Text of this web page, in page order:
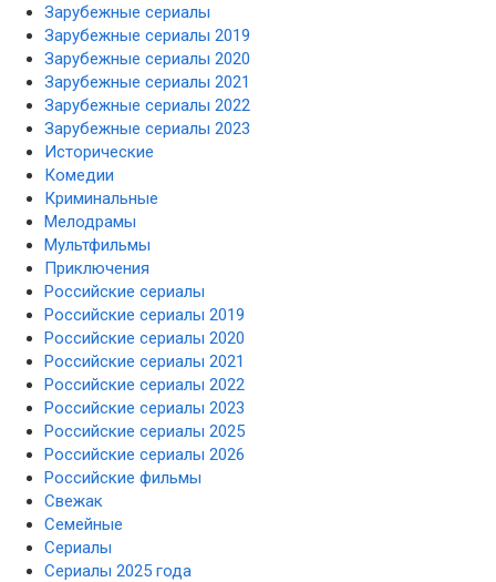
Зарубежные сериалы
Зарубежные сериалы 2019
Зарубежные сериалы 2020
Зарубежные сериалы 2021
Зарубежные сериалы 2022
Зарубежные сериалы 2023
Исторические
Комедии
Криминальные
Мелодрамы
Мультфильмы
Приключения
Российские сериалы
Российские сериалы 2019
Российские сериалы 2020
Российские сериалы 2021
Российские сериалы 2022
Российские сериалы 2023
Российские сериалы 2025
Российские сериалы 2026
Российские фильмы
Свежак
Семейные
Сериалы
Сериалы 2025 года